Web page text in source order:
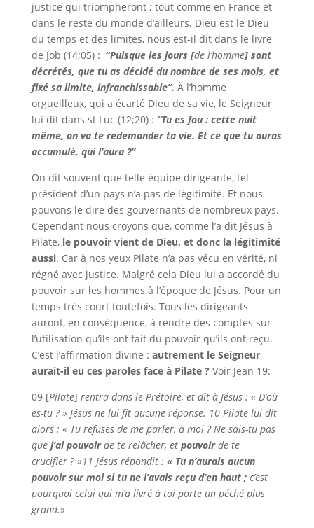
justice qui triompheront ; tout comme en France et
dans le reste du monde d’ailleurs. Dieu est le Dieu
du temps et des limites, nous est-il dit dans le livre
de Job (14;05) : “Puisque les jours [de l’homme] sont
décrétés, que tu as décidé du nombre de ses mois, et
fixé sa limite, infranchissable”. À l’homme
orgueilleux, qui a écarté Dieu de sa vie, le Seigneur
lui dit dans st Luc (12;20) : “Tu es fou : cette nuit
même, on va te redemander ta vie. Et ce que tu auras
accumulé, qui l’aura ?”
On dit souvent que telle équipe dirigeante, tel
président d’un pays n’a pas de légitimité. Et nous
pouvons le dire des gouvernants de nombreux pays.
Cependant nous croyons que, comme l’a dit Jésus à
Pilate, le pouvoir vient de Dieu, et donc la légitimité
aussi. Car à nos yeux Pilate n’a pas vécu en vérité, ni
régné avec justice. Malgré cela Dieu lui a accordé du
pouvoir sur les hommes à l’époque de Jésus. Pour un
temps très court toutefois. Tous les dirigeants
auront, en conséquence, à rendre des comptes sur
l’utilisation qu’ils ont fait du pouvoir qu’ils ont reçu.
C’est l’affirmation divine : autrement le Seigneur
aurait-il eu ces paroles face à Pilate ?Voir Jean 19:
09[Pilate] rentra dans le Prétoire, et dit à Jésus : « D’où
es-tu ? » Jésus ne lui fit aucune réponse. 10Pilate lui dit
alors : « Tu refuses de me parler, à moi ? Ne sais-tu pas
quej’ai pouvoirde te relâcher, et pouvoirde te
crucifier ? »11 Jésus répondit : « Tu n’aurais aucun
pouvoir sur moi si tu ne l’avais reçu d’en haut ; c’est
pourquoi celui qui m’a livré à toi porte un péché plus
grand.»